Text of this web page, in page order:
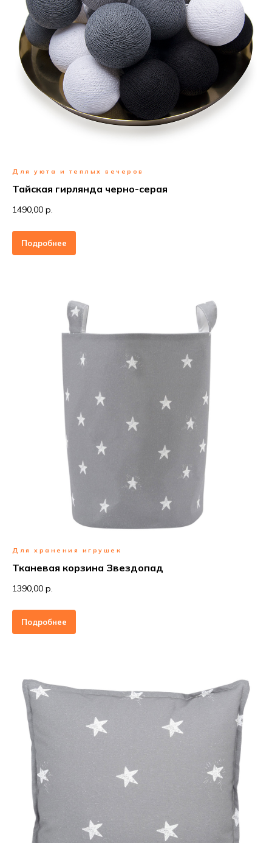
Для уюта и теплых вечеров
Тайская гирлянда черно-серая
1490,00 р.
Подробнее
Для хранения игрушек
Тканевая корзина Звездопад
1390,00 р.
Подробнее